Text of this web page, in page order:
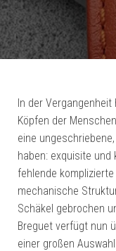
In der
Köpfen der
eine
haben: exquisite und
fehlende
mechanische
Schäkel gebrochen
Breguet verfügt nun
einer großen